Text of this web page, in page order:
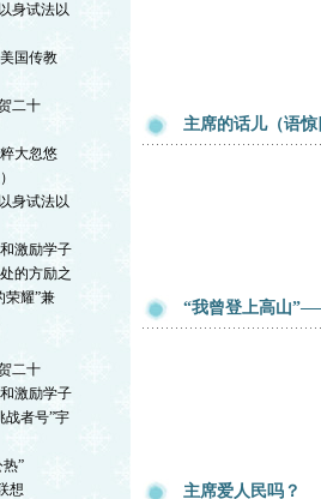
身试法以
国传教
二十
大忽悠
身试法以
激励学子
的方励之
荣耀”兼
二十
激励学子
者号”宇
”
想
主席的话儿（语
“我曾登上高山
主席爱人民吗？